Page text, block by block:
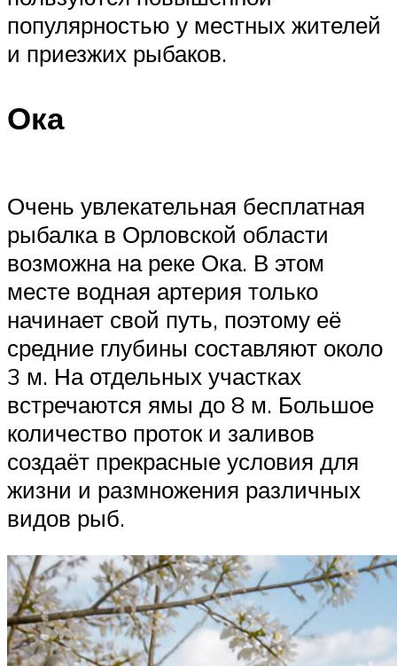
популярностью у местных жителей
и приезжих рыбаков.
Ока
Очень увлекательная бесплатная
рыбалка в Орловской области
возможна на реке Ока. В этом
месте водная артерия только
начинает свой путь, поэтому её
средние глубины составляют около
3 м. На отдельных участках
встречаются ямы до 8 м. Большое
количество проток и заливов
создаёт прекрасные условия для
жизни и размножения различных
видов рыб.